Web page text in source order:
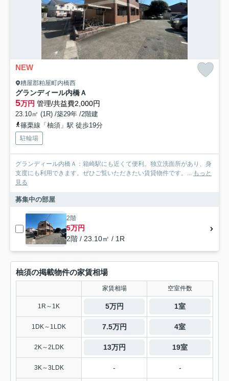
NEW
糟屋郡粕屋町内橋西
グランディール内橋Ａ
5万円 管理/共益費2,000円
23.10㎡ (1R) /築29年 /2階建
篠栗線「柚須」駅 徒歩19分
駐輪場
グランディール内橋Ａ：箱崎駅にも近くて便利。独立洗面所があり、身
支度にも利用できます。ぜひご覧いただきたい賃貸物件です。... もっと
見る
募集中の部屋
2階
5万円
2階 / 23.10㎡ / 1R
柚須の掲載物件の家賃相場
家賃相場 空室件数
1R～1K 5万円 1室
1DK～1LDK 7.5万円 4室
2K～2LDK 13万円 19室
3K～3LDK - -